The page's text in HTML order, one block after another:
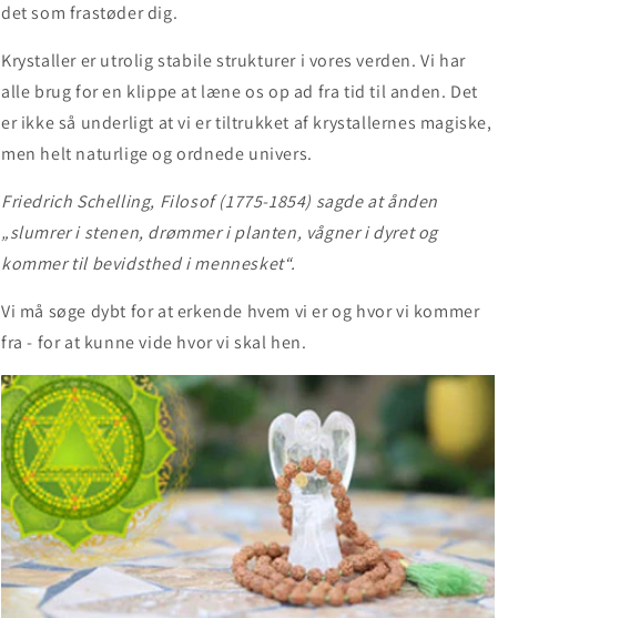
det som frastøder dig.
Krystaller er utrolig stabile strukturer i vores verden. Vi har
alle brug for en klippe at læne os op ad fra tid til anden. Det
er ikke så underligt at vi er tiltrukket af krystallernes magiske,
men helt naturlige og ordnede univers.
Friedrich Schelling, Filosof (1775-1854) sagde at ånden
„slumrer i stenen, drømmer i planten, vågner i dyret og
kommer til bevidsthed i mennesket“.
Vi må søge dybt for at erkende hvem vi er og hvor vi kommer
fra - for at kunne vide hvor vi skal hen.